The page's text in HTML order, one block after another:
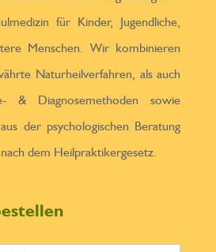
für Kinder, Jugendliche,
Menschen. Wir kombinieren
Naturheilverfahren, als auch
& Diagnosemethoden sowie
der psychologischen Beratung
dem Heilpraktikergesetz.